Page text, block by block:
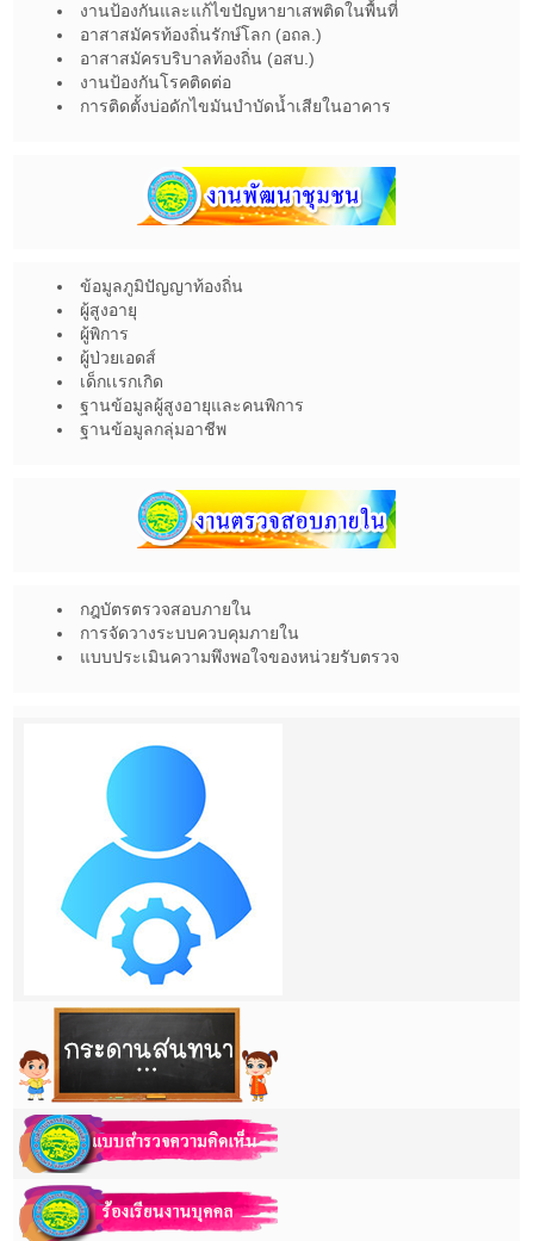
งานป้องกันและแก้ไขปัญหายาเสพติดในพื้นที่
อาสาสมัครท้องถิ่นรักษ์โลก (อถล.)
อาสาสมัครบริบาลท้องถิ่น (อสบ.)
งานป้องกันโรคติดต่อ
การติดตั้งบ่อดักไขมันบำบัดน้ำเสียในอาคาร
ข้อมูลภูมิปัญญาท้องถิ่น
ผู้สูงอายุ
ผู้พิการ
ผู้ป่วยเอดส์
เด็กเเรกเกิด
ฐานข้อมูลผู้สูงอายุและคนพิการ
ฐานข้อมูลกลุ่มอาชีพ
กฎบัตรตรวจสอบภายใน
การจัดวางระบบควบคุมภายใน
แบบประเมินความพึงพอใจของหน่วยรับตรวจ